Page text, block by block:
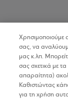
Χρησιμοποιούμε
σας, να
μας κ.λπ.
σας σχετικά με
απαραίτητα)
Καθιστώντας
για τη χρήση